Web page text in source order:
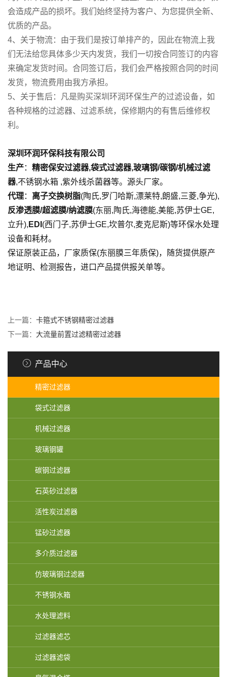
会造成产品的损坏。我们始终坚持为客户、为您提供全新、
优质的产品。
4、关于物流：由于我们是按订单排产的，因此在物流上我
们无法给您具体多少天内发货，我们一切按合同签订的内容
来确定发货时间。合同签订后，我们会严格按照合同的时间
发货，物流费用由我方承担。
5、关于售后：凡是购买深圳环润环保生产的过滤设备，如
各种规格的过滤器、过滤系统，保修期内的有售后维修权
利。
深圳环润环保科技有限公司
生产： 精密保安过滤器,袋式过滤器,玻璃钢/碳钢/机械过滤
器,不锈钢水箱 ,紫外线杀菌器等。源头厂家。
代理： 离子交换树脂(陶氏,罗门哈斯,漂莱特,朗盛,三菱,争光),
反渗透膜/超滤膜/纳滤膜(东丽,陶氏,海德能,美能,苏伊士GE,
立升), EDI (西门子,苏伊士GE,坎普尔,麦克尼斯)等环保水处理
设备和耗材。
保证原装正品，厂家质保(东丽膜三年质保)，随货提供原产
地证明、检测报告，进口产品提供报关单等。
上一篇： 卡箍式不锈钢精密过滤器
下一篇： 大流量前置过滤精密过滤器
产品中心
精密过滤器
袋式过滤器
机械过滤器
玻璃钢罐
碳钢过滤器
石英砂过滤器
活性炭过滤器
锰砂过滤器
多介质过滤器
仿玻璃钢过滤器
不锈钢水箱
水处理滤料
过滤器滤芯
过滤器滤袋